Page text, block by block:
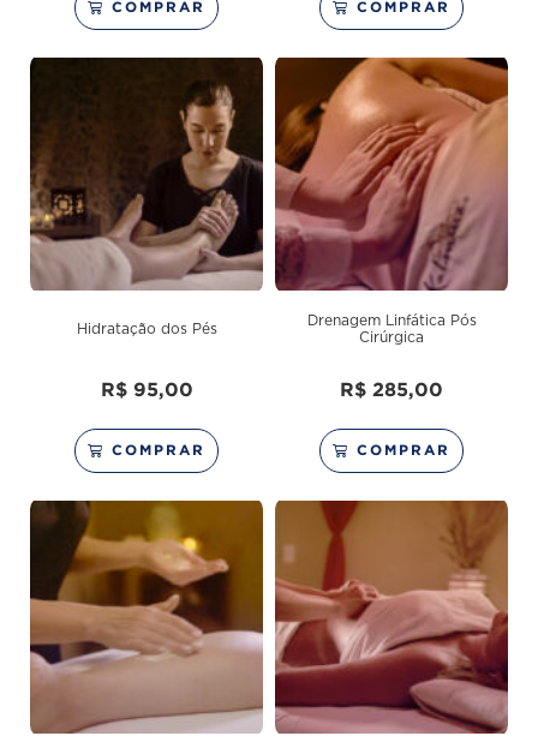
COMPRAR COMPRAR
Hidratação dos Pés
R$95,00
COMPRAR
Drenagem Linfática Pós
Cirúrgica
R$ 285,00
COMPRAR